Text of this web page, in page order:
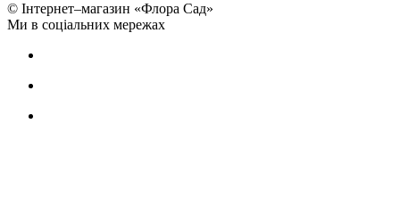
© Інтернет–магазин «Флора Сад»
Ми в соціальних мережах